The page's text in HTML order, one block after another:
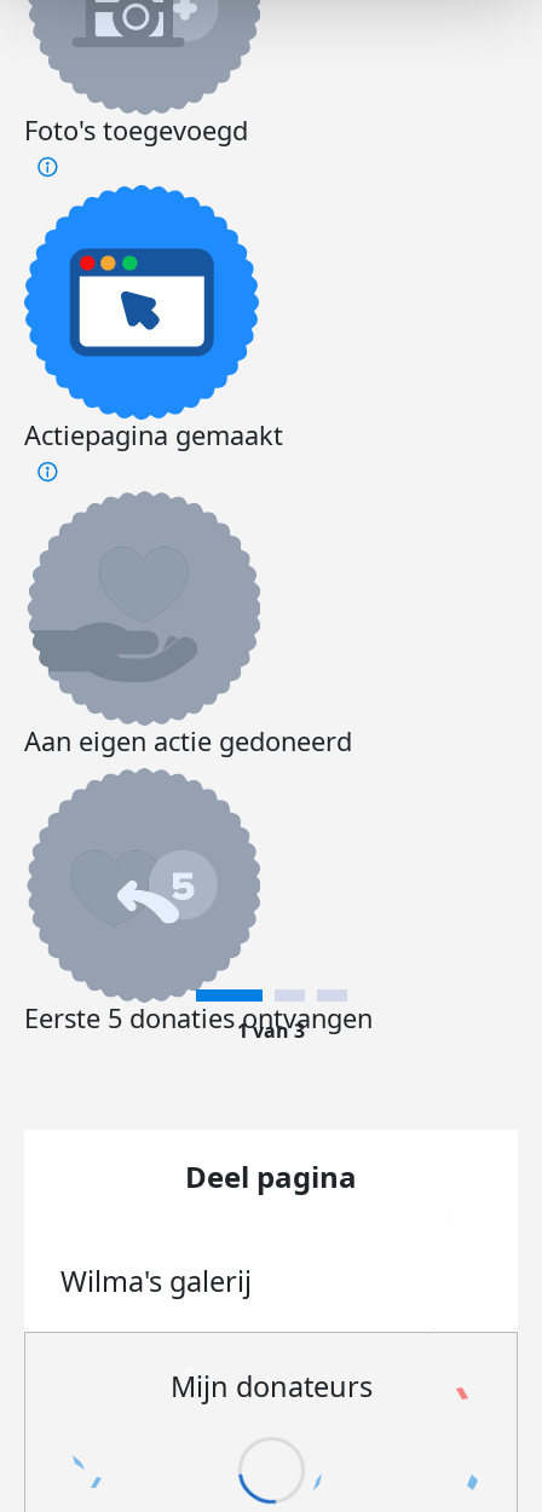
Foto's toegevoegd
Actiepagina gemaakt
Aan eigen actie gedoneerd
Eerste 5 donaties ontvangen
1 van 3
Deel pagina
Wilma's galerij
Mijn donateurs